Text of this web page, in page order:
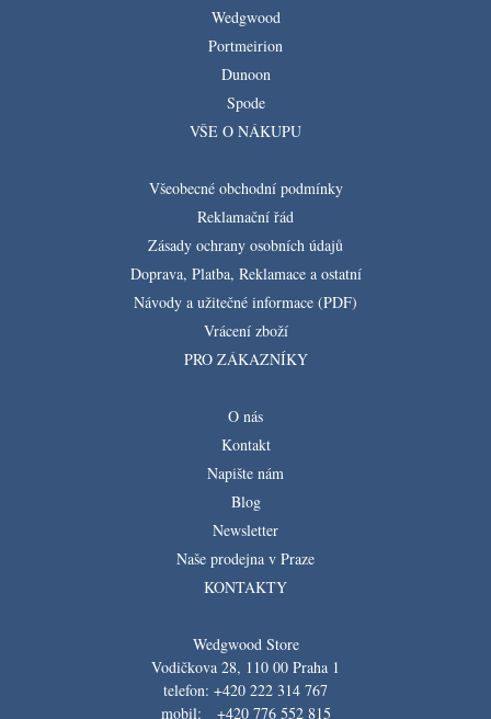
Wedgwood
Portmeirion
Dunoon
Spode
VŠE O NÁKUPU
Všeobecné obchodní podmínky
Reklamační řád
Zásady ochrany osobních údajů
Doprava, Platba, Reklamace a ostatní
Návody a užitečné informace (PDF)
Vrácení zboží
PRO ZÁKAZNÍKY
O nás
Kontakt
Napište nám
Blog
Newsletter
Naše prodejna v Praze
KONTAKTY
Wedgwood Store
Vodičkova 28, 110 00 Praha 1
telefon: +420 222 314 767
mobil: +420 776 552 815